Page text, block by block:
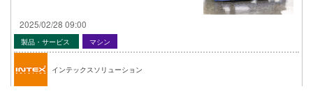
2025/02/28 09:00
製品・サービス マシン
インテックスソリューション